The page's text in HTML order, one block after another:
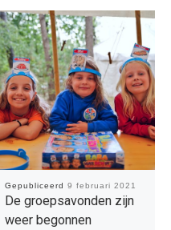
Gepubliceerd 9 februari 2021
De groepsavonden zijn
weer begonnen